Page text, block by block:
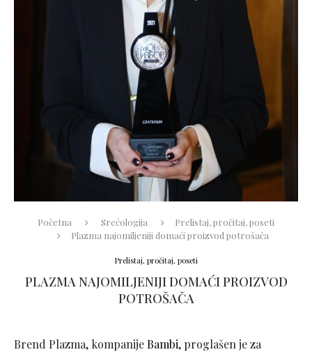
Početna Srećologija
Prelistaj, pročitaj, poseti
Plazma najomiljeniji domaći proizvod potrošača
Prelistaj, pročitaj, poseti
PLAZMA NAJOMILJENIJI DOMAĆI PROIZVOD
POTROŠAČA
Brend Plazma, kompanijeBambi, proglašen je za